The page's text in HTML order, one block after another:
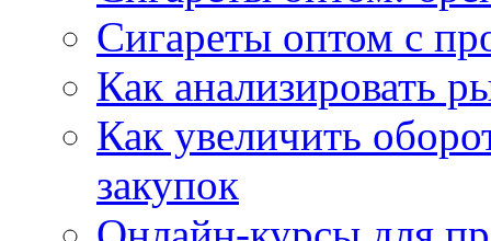
Сигареты оптом с
Как анализировать
Как увеличить
закупок